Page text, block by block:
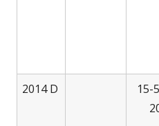
2014 D
15-